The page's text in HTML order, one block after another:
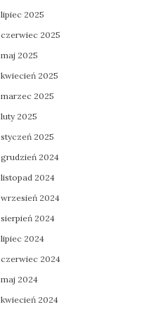
lipiec 2025
czerwiec 2025
maj 2025
kwiecień 2025
marzec 2025
luty 2025
styczeń 2025
grudzień 2024
listopad 2024
wrzesień 2024
sierpień 2024
lipiec 2024
czerwiec 2024
maj 2024
kwiecień 2024